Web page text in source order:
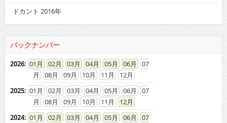
ドカント 2016年
バックナンバー
2026: 01 02 03 04 05 06
07
08
09 10 11
12
2025: 01 02 03 04 05 06
07
08
09 10 11
12
2024: 01 02 03 04 05 06
07